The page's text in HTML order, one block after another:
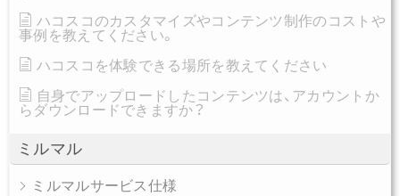
ハコスコのカスタマイズやコンテンツ制作のコストや
事例を教えてください。
ハコスコを体験できる場所を教えてください
自身でアップロードしたコンテンツは、アカウントか
らダウンロードできますか？
ミルマル
ミルマルサービス仕様